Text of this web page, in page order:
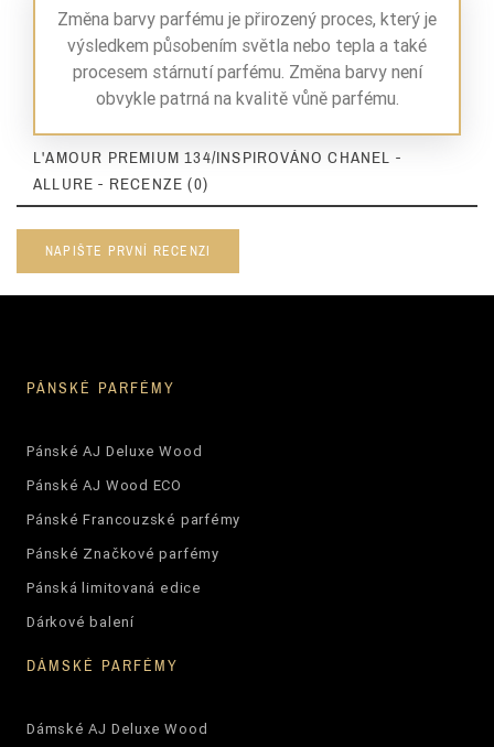
Změna barvy parfému je přirozený proces, který je
výsledkem působením světla nebo tepla a také
procesem stárnutí parfému. Změna barvy není
obvykle patrná na kvalitě vůně parfému.
L'AMOUR PREMIUM 134/INSPIROVÁNO CHANEL -
ALLURE - RECENZE (0)
NAPIŠTE PRVNÍ RECENZI
PÁNSKÉ PARFÉMY
Pánské AJ Deluxe Wood
Pánské AJ Wood ECO
Pánské Francouzské parfémy
Pánské Značkové parfémy
Pánská limitovaná edice
Dárkové balení
DÁMSKÉ PARFÉMY
Dámské AJ Deluxe Wood